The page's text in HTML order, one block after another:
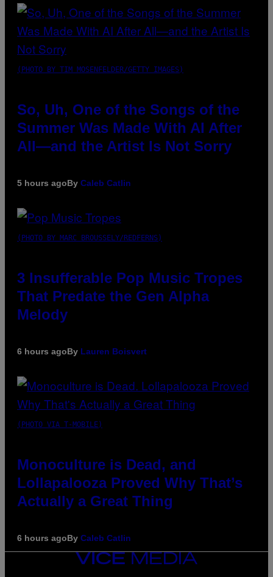
(PHOTO BY TIM MOSENFELDER/GETTY IMAGES)
So, Uh, One of the Songs of the
Summer Was Made With AI After
All—and the Artist Is Not Sorry
5 hours agoBy Caleb Catlin
(PHOTO BY MARC BROUSSELY/REDFERNS)
3 Insufferable Pop Music Tropes
That Predate the Gen Alpha
Melody
6 hours agoBy Lauren Boisvert
(PHOTO VIA T-MOBILE)
Monoculture is Dead, and
Lollapalooza Proved Why That’s
Actually a Great Thing
6 hours agoBy Caleb Catlin
VICE
MEDIA